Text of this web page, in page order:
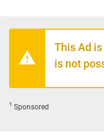
This Ad
is not
1 Sponsored